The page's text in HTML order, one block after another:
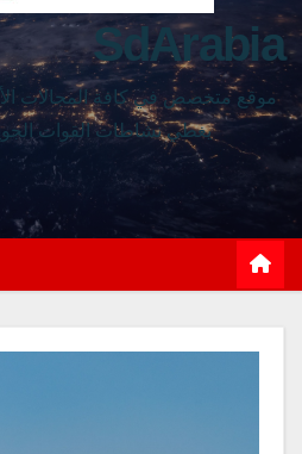
SdArabia
موقع متخصص في كافة المجالات
يغطي نشاطات القوات